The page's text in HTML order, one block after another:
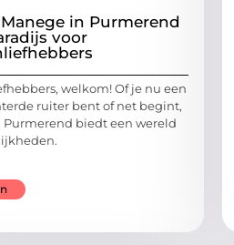
in Purmerend
voor
welkom! Of je nu een
ruiter bent of net begint,
Purmerend biedt een wereld